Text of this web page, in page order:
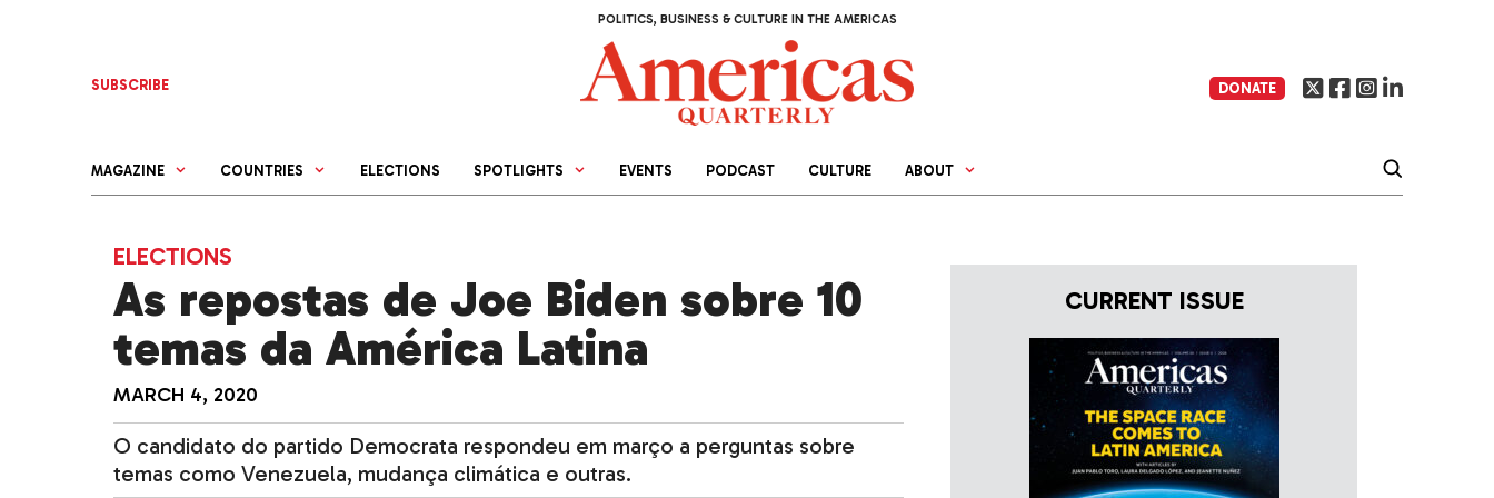
POLITICS, BUSINESS & CULTURE IN THE AMERICAS
SUBSCRIBE DONATE
MAGAZINE COUNTRIES ELECTIONS SPOTLIGHTS EVENTS PODCAST CULTURE ABOUT
ELECTIONS
As repostas de Joe Biden sobre 10
temas da América Latina
MARCH 4, 2020
O candidato do partido Democrata respondeu em março a perguntas sobre
temas como Venezuela, mudança climática e outras.
CURRENT ISSUE